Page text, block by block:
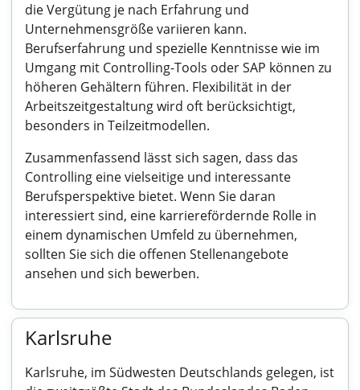
die Vergütung je nach Erfahrung und
Unternehmensgröße variieren kann.
Berufserfahrung und spezielle Kenntnisse wie im
Umgang mit Controlling-Tools oder SAP können zu
höheren Gehältern führen. Flexibilität in der
Arbeitszeitgestaltung wird oft berücksichtigt,
besonders in Teilzeitmodellen.
Zusammenfassend lässt sich sagen, dass das
Controlling eine vielseitige und interessante
Berufsperspektive bietet. Wenn Sie daran
interessiert sind, eine karrierefördernde Rolle in
einem dynamischen Umfeld zu übernehmen,
sollten Sie sich die offenen Stellenangebote
ansehen und sich bewerben.
Karlsruhe
Karlsruhe, im Südwesten Deutschlands gelegen, ist